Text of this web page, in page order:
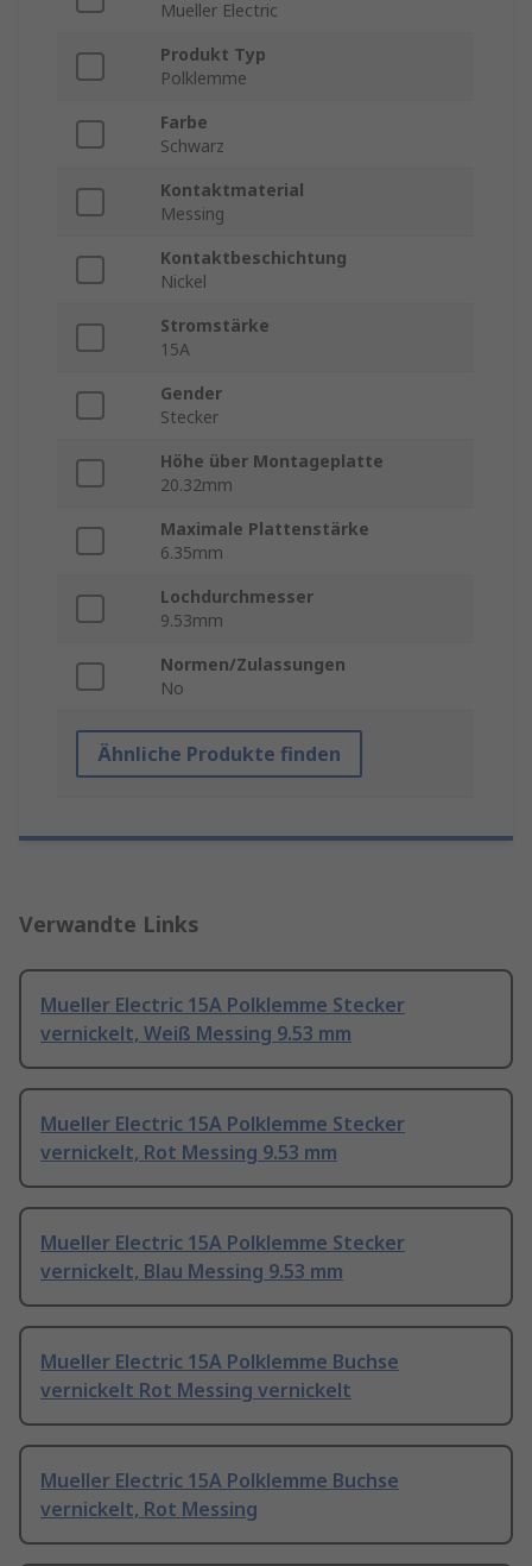
Mueller Electric
Produkt Typ
Polklemme
Farbe
Schwarz
Kontaktmaterial
Messing
Kontaktbeschichtung
Nickel
Stromstärke
15A
Gender
Stecker
Höhe über Montageplatte
20.32mm
Maximale Plattenstärke
6.35mm
Lochdurchmesser
9.53mm
Normen/Zulassungen
No
Ähnliche Produkte finden
Verwandte Links
Mueller Electric 15A Polklemme Stecker
vernickelt, Weiß Messing 9.53 mm
Mueller Electric 15A Polklemme Stecker
vernickelt, Rot Messing 9.53 mm
Mueller Electric 15A Polklemme Stecker
vernickelt, Blau Messing 9.53 mm
Mueller Electric 15A Polklemme Buchse
vernickelt Rot Messing vernickelt
Mueller Electric 15A Polklemme Buchse
vernickelt, Rot Messing